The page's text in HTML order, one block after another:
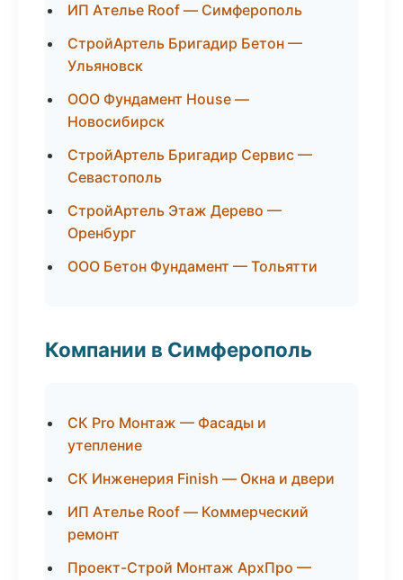
ИП Ателье Roof — Симферополь
СтройАртель Бригадир Бетон —
Ульяновск
ООО Фундамент House —
Новосибирск
СтройАртель Бригадир Сервис —
Севастополь
СтройАртель Этаж Дерево —
Оренбург
ООО Бетон Фундамент — Тольятти
Компании в Симферополь
СК Pro Монтаж — Фасады и
утепление
СК Инженерия Finish — Окна и двери
ИП Ателье Roof — Коммерческий
ремонт
Проект-Строй Монтаж АрхПро —